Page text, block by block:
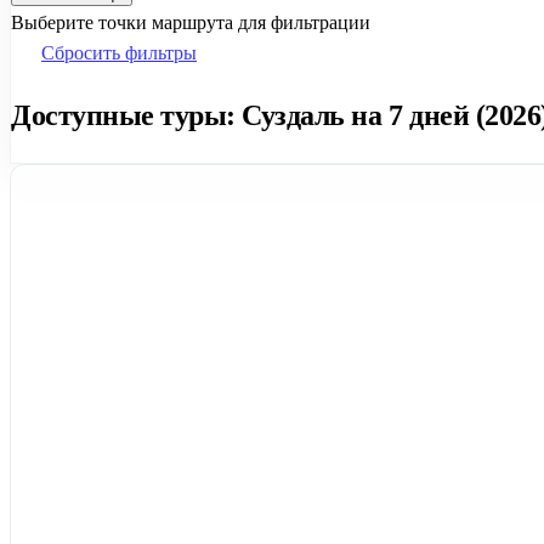
Выберите точки маршрута для фильтрации
Сбросить фильтры
Доступные туры: Суздаль на 7 дней